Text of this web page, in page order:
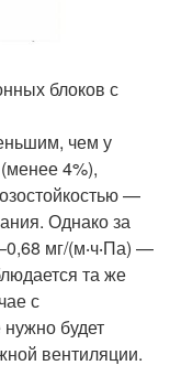
блоков с
чем у
4%),
—
Однако за
мг/(м‧ч‧Па) —
та же
с
будет
вентиляции.